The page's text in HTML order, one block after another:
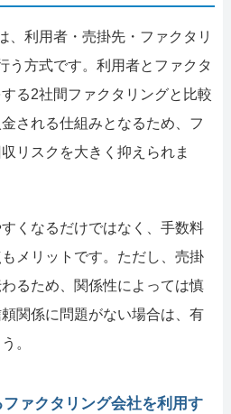
、利用者・売掛先・ファクタリ
う方式です。利用者とファクタ
る2社間ファクタリングと比較
される仕組みとなるため、フ
リスクを大きく抑えられま
くなるだけではなく、手数料
メリットです。ただし、売掛
るため、関係性によっては慎
関係に問題がない場合は、有
。
ァクタリング会社を利用す